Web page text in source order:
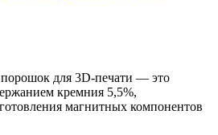
для 3D-печати — это
кремния 5,5%,
магнитных компонентов